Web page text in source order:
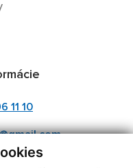
11 10